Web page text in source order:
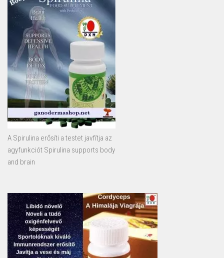
A Spirulina erősíti a testet javfítja az
agyfunkciót Spirulina supports body
and brain